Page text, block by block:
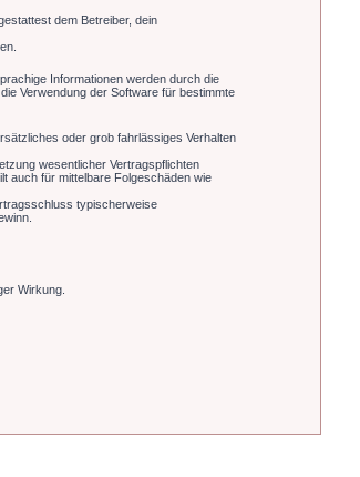
dem Betreiber, dein
Informationen werden durch die
Verwendung der Software für bestimmte
oder grob fahrlässiges Verhalten
wesentlicher Vertragspflichten
auch für mittelbare Folgeschäden wie
typischerweise
Wirkung.